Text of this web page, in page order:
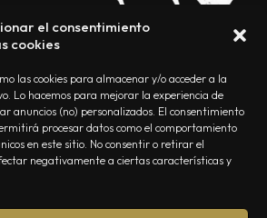
el consentimiento
cookies
las cookies para almacenar y/o acceder a la
Lo hacemos para mejorar la experiencia de
anuncios (no) personalizados. El consentimiento
procesar datos como el comportamiento
en este sitio. No consentir o retirar el
negativamente a ciertas características y
EDITORIAL POLÍTICA DE PRIVACIDAD